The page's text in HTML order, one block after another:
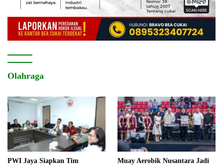
Olahraga
PWI Jaya Siapkan Tim
Muay Aerobik Nusantara Jadi